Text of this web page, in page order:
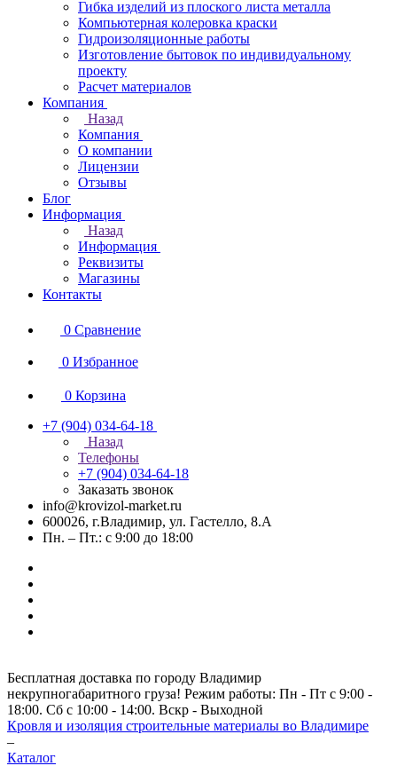
Гибка изделий из плоского листа металла
Компьютерная колеровка краски
Гидроизоляционные работы
Изготовление бытовок по индивидуальному
проекту
Расчет материалов
Компания
Назад
Компания
О компании
Лицензии
Отзывы
Блог
Информация
Назад
Информация
Реквизиты
Магазины
Контакты
0 Сравнение
0 Избранное
0 Корзина
+7 (904) 034-64-18
Назад
Телефоны
+7 (904) 034-64-18
Заказать звонок
info@krovizol-market.ru
600026, г.Владимир, ул. Гастелло, 8.А
Пн. – Пт.: с 9:00 до 18:00
Бесплатная доставка по городу Владимир
некрупногабаритного груза! Режим работы: Пн - Пт с 9:00 -
18:00. Сб с 10:00 - 14:00. Вскр - Выходной
Кровля и изоляция строительные материалы во Владимире
–
Каталог